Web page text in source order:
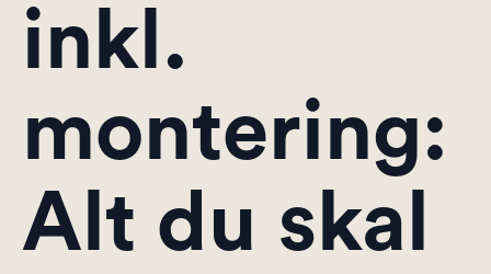
inkl.
montering:
Alt du skal